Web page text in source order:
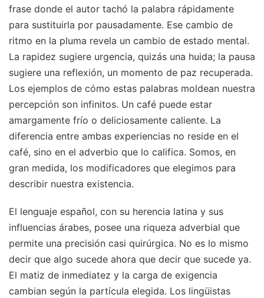
frase donde el autor tachó la palabra rápidamente
para sustituirla por pausadamente. Ese cambio de
ritmo en la pluma revela un cambio de estado mental.
La rapidez sugiere urgencia, quizás una huida; la pausa
sugiere una reflexión, un momento de paz recuperada.
Los ejemplos de cómo estas palabras moldean nuestra
percepción son infinitos. Un café puede estar
amargamente frío o deliciosamente caliente. La
diferencia entre ambas experiencias no reside en el
café, sino en el adverbio que lo califica. Somos, en
gran medida, los modificadores que elegimos para
describir nuestra existencia.
El lenguaje español, con su herencia latina y sus
influencias árabes, posee una riqueza adverbial que
permite una precisión casi quirúrgica. No es lo mismo
decir que algo sucede ahora que decir que sucede ya.
El matiz de inmediatez y la carga de exigencia
cambian según la partícula elegida. Los lingüistas